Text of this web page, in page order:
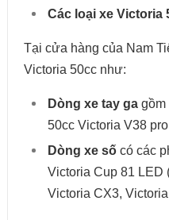
Các loại xe Victoria
Tại cửa hàng của Nam
Victoria 50cc như:
Dòng xe tay gagồm
50cc Victoria V38
Dòng xe số có các
Victoria Cup 81 LED
Victoria CX3,